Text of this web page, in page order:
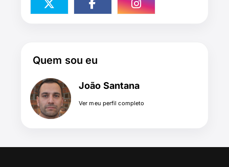
Quem sou eu
João Santana
Ver meu perfil completo